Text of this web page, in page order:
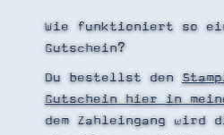
Tipps & Tricks
Ordnungstipps
Wie funktioniert so
Gutschein?
Du bestellst den
Gutschein hier in
dem Zahleingang wird